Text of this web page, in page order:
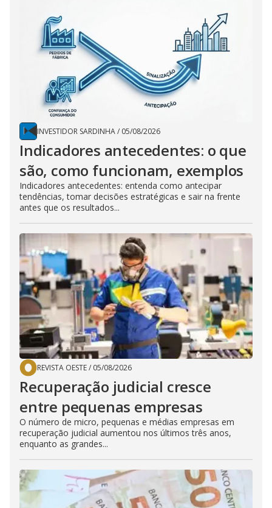
INVESTIDOR SARDINHA/ 05/08/2026
Indicadores antecedentes: o que
são, como funcionam, exemplos
Indicadores antecedentes: entenda como antecipar
tendências, tomar decisões estratégicas e sair na frente
antes que os resultados...
REVISTA OESTE/ 05/08/2026
Recuperação judicial cresce
entre pequenas empresas
O número de micro, pequenas e médias empresas em
recuperação judicial aumentou nos últimos três anos,
enquanto as grandes...